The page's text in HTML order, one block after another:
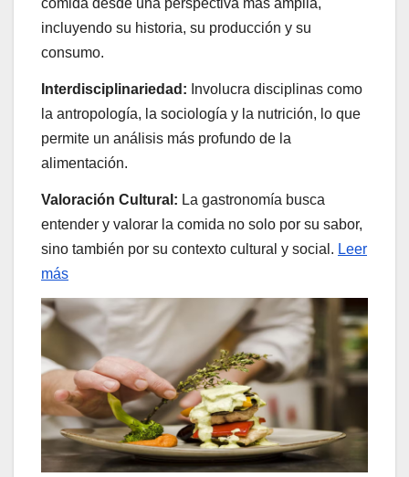
comida desde una perspectiva más amplia,
incluyendo su historia, su producción y su
consumo.
Interdisciplinariedad: Involucra disciplinas como
la antropología, la sociología y la nutrición, lo que
permite un análisis más profundo de la
alimentación.
Valoración Cultural: La gastronomía busca
entender y valorar la comida no solo por su sabor,
sino también por su contexto cultural y social. Leer
más